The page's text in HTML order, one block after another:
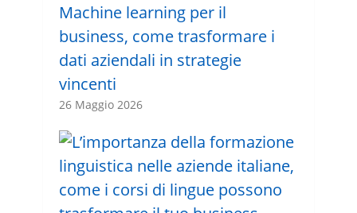
Machine learning per il
business, come trasformare i
dati aziendali in strategie
vincenti
26 Maggio 2026